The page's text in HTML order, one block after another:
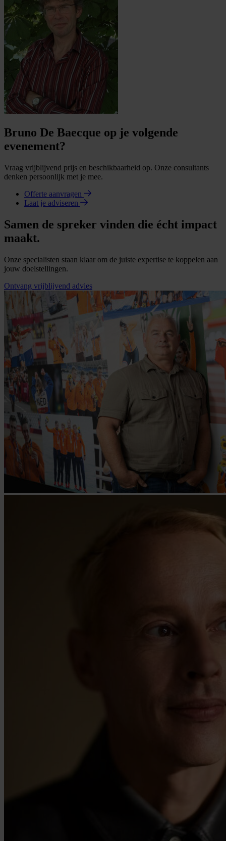
Bruno De Baecque op je volgende
evenement?
Vraag vrijblijvend prijs en beschikbaarheid op. Onze consultants
denken persoonlijk met je mee.
Offerte aanvragen
Laat je adviseren
Samen de spreker vinden die écht impact
maakt.
Onze specialisten staan klaar om de juiste expertise te koppelen aan
jouw doelstellingen.
Ontvang vrijblijvend advies